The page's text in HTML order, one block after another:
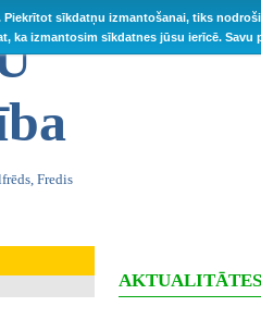
sīkdatņu izmantošanai, tiks
ka izmantosim sīkdatnes jūsu ierīcē.
Fredis
AKTUALITĀTES